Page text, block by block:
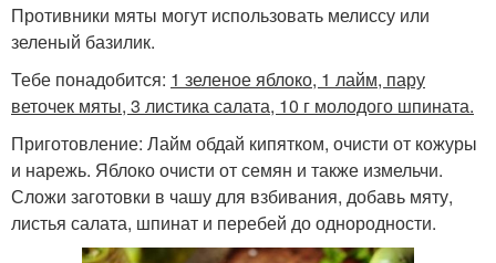
Противники мяты могут использовать мелиссу или
зеленый базилик.
Тебе понадобится: 1 зеленое яблоко, 1 лайм, пару
веточек мяты, 3 листика салата, 10 г молодого шпината.
Приготовление: Лайм обдай кипятком, очисти от кожуры
и нарежь. Яблоко очисти от семян и также измельчи.
Сложи заготовки в чашу для взбивания, добавь мяту,
листья салата, шпинат и перебей до однородности.